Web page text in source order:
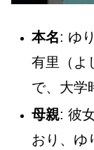
本名: ゆ
有里（よ
で、大学
母親: 彼
おり、ゆ